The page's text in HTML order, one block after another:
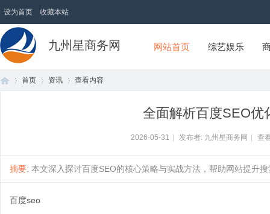
设为首页 收藏本站
九州星商务网 网站首页 综艺娱乐
首页 资讯 查看内容
全面解析百度SEO优
2026-05-31 发布者: 九州星商务网 查
摘要: 本文深入探讨百度SEO的核心策略与实战方法，帮助网站提升
百度seo